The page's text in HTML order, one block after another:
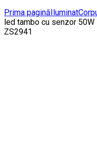
Prima paginăIluminat
led tambo cu senzor
ZS2941